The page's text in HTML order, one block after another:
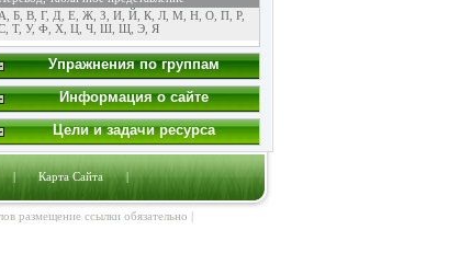
А Б, В, Г, Д Е Ж, З И, Й, К, Л, М Н, О, П, Р,
, Т, У, Ф Х Ц, Ч, Ш, Щ, Э, Я
Упражнения по группам
Информация о сайте
Цели и задачи ресурса
Карта Сайта|
размещение ссылки обязательно |